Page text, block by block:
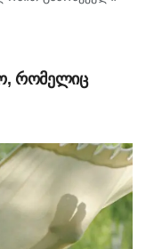
უფრო სწრა­ფად
რომელიც